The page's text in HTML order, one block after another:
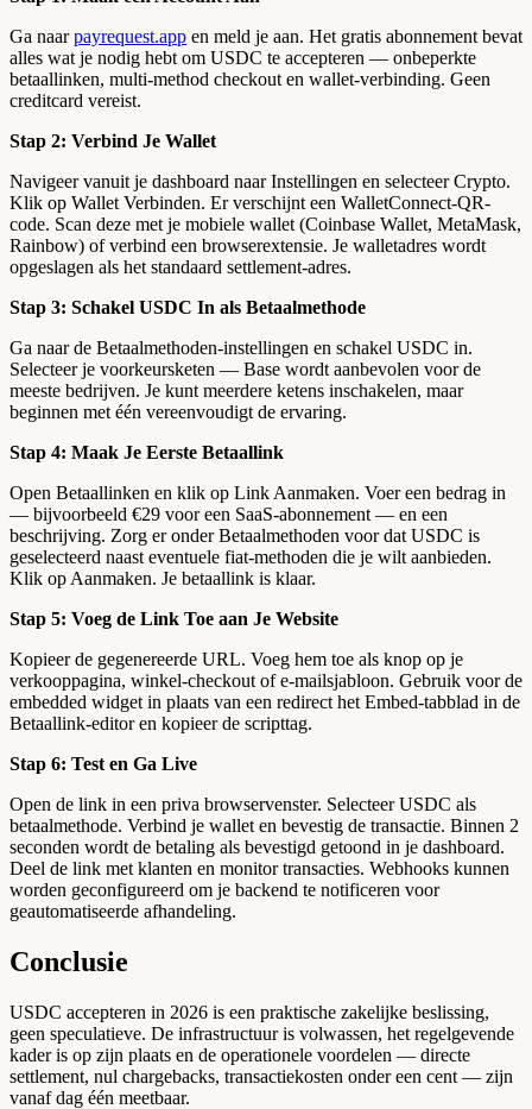
Ga naarpayrequest.app en meld je aan. Het gratis abonnement bevat
alles wat je nodig hebt om USDC te accepteren — onbeperkte
betaallinken, multi-method checkout en wallet-verbinding. Geen
creditcard vereist.
Stap 2: Verbind Je Wallet
Navigeer vanuit je dashboard naar Instellingen en selecteer Crypto.
Klik op Wallet Verbinden. Er verschijnt een WalletConnect-QR-
code. Scan deze met je mobiele wallet (Coinbase Wallet, MetaMask,
Rainbow) of verbind een browserextensie. Je walletadres wordt
opgeslagen als het standaard settlement-adres.
Stap 3: Schakel USDC In als Betaalmethode
Ga naar de Betaalmethoden-instellingen en schakel USDC in.
Selecteer je voorkeursketen — Base wordt aanbevolen voor de
meeste bedrijven. Je kunt meerdere ketens inschakelen, maar
beginnen met één vereenvoudigt de ervaring.
Stap 4: Maak Je Eerste Betaallink
Open Betaallinken en klik op Link Aanmaken. Voer een bedrag in
— bijvoorbeeld €29 voor een SaaS-abonnement — en een
beschrijving. Zorg er onder Betaalmethoden voor dat USDC is
geselecteerd naast eventuele fiat-methoden die je wilt aanbieden.
Klik op Aanmaken. Je betaallink is klaar.
Stap 5: Voeg de Link Toe aan Je Website
Kopieer de gegenereerde URL. Voeg hem toe als knop op je
verkooppagina, winkel-checkout of e-mailsjabloon. Gebruik voor de
embedded widget in plaats van een redirect het Embed-tabblad in de
Betaallink-editor en kopieer de scripttag.
Stap 6: Test en Ga Live
Open de link in een priva browservenster. Selecteer USDC als
betaalmethode. Verbind je wallet en bevestig de transactie. Binnen 2
seconden wordt de betaling als bevestigd getoond in je dashboard.
Deel de link met klanten en monitor transacties. Webhooks kunnen
worden geconfigureerd om je backend te notificeren voor
geautomatiseerde afhandeling.
Conclusie
USDC accepteren in 2026 is een praktische zakelijke beslissing,
geen speculatieve. De infrastructuur is volwassen, het regelgevende
kader is op zijn plaats en de operationele voordelen — directe
settlement, nul chargebacks, transactiekosten onder een cent — zijn
vanaf dag één meetbaar.